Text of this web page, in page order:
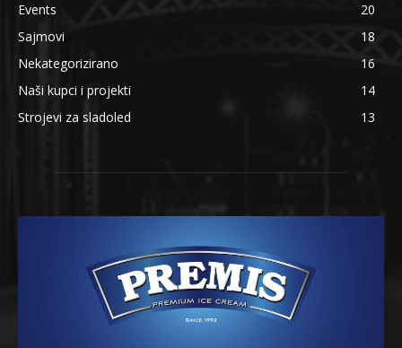
Events
20
Sajmovi
18
Nekategorizirano
16
Naši kupci i projekti
14
Strojevi za sladoled
13